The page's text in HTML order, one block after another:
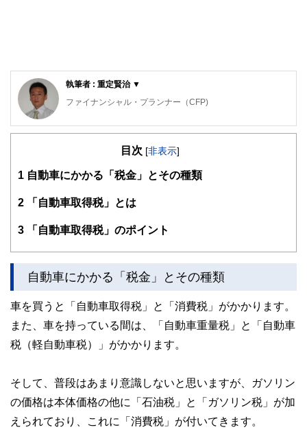
執筆者 : 重定賢治 ▼
ファイナンシャル・プランナー（CFP)
明治大学法学部法律学科を卒業後、金融機関にて資産運用業
ファイナンシャル・プランナー（FP）の上級資格である
業務を行う。
また、全国商工会連合会の「エキスパートバンク」にCFP®
法人向け福利厚生制度「ワーク・ライフ・バランス相談室」
2017年、独立行政法人日本学生支援機構の「スカラシッ
金のセミナー・相談会を通じ、国の事業として教育の格差な
ど社会問題の解決にも取り組む。
https://fpofficekaientai.wixsite.com/fp-office-kaientai
目次 [非表示]
1 自動車にかかる「税金」とその種類
2 「自動車取得税」とは
3 「自動車取得税」のポイント
自動車にかかる「税金」とその種類
車を買うと「自動車取得税」と「消費税」がかかります。
また、車を持っている間は、「自動車重量税」と「自動車
税（軽自動車税）」がかかります。
そして、普段はあまり意識しないと思いますが、ガソリン
の価格は本体価格の他に「石油税」と「ガソリン税」が加
えられており、これに「消費税」が付いてきます。